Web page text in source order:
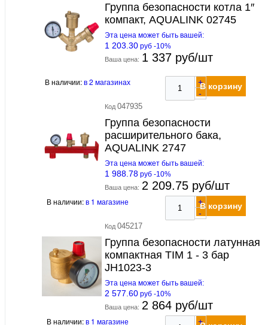
Группа безопасности котла 1″
компакт, AQUALINK 02745
Эта цена может быть вашей:
1 203.30 руб -10%
Ваша цена: 1 337 руб/шт
В наличии:в 2 магазинах
+
-
В корзину
Код 047935
Группа безопасности
расширительного бака,
AQUALINK 2747
Эта цена может быть вашей:
1 988.78 руб -10%
Ваша цена: 2 209.75 руб/шт
В наличии:в 1 магазине
+
-
В корзину
Код 045217
Группа безопасности латунная
компактная TIM 1 - 3 бар
JH1023-3
Эта цена может быть вашей:
2 577.60 руб -10%
Ваша цена: 2 864 руб/шт
В наличии:в 1 магазине +